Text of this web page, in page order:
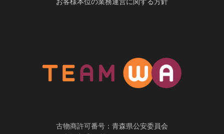
古物商許可番号：青森県公安委員会